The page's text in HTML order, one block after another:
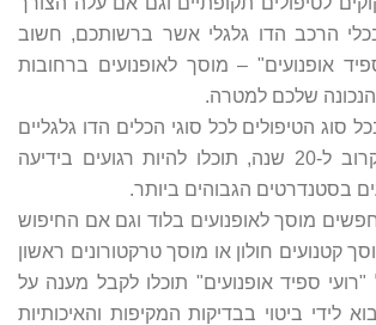
הרכב הדו גלגלי אשר ברשותכם, חשוב
אופנועים" – מוסך לאופנועים ברחובות
שלכם למטרה.
סוג הטיפולים לכל סוגי הכלים הדו גלגליים
– ועם ניסיון של קרוב ל-20 שנה, תוכלו להיות רגועים בידיעה
בסטנדרטים הגבוהים ביותר.
מוסך לאופנועים בלוד וגם אם החיפוש
קטנועים חולון או מוסך טרקטורונים ראשון
"רועי ספיד אופנועים" תוכלו לקבל מענה על
לידי ביטוי בבדיקות המקיפות והאיכותיות